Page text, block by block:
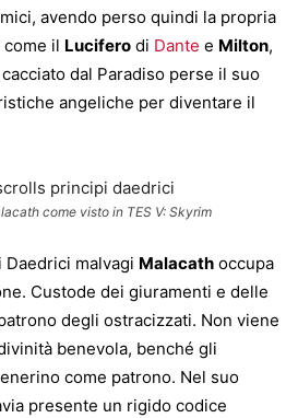
avendo perso quindi la propria
come il Lucifero di Dante e Milton,
dal Paradiso perse il suo
angeliche per diventare il
come visto in TES V: Skyrim
malvagi Malacath occupa
Custode dei giuramenti e delle
degli ostracizzati. Non viene
benevola, benché gli
come patrono. Nel suo
presente un rigido codice